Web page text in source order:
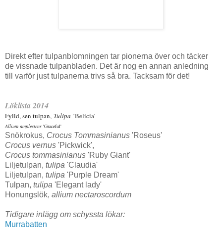
Direkt efter tulpanblomningen tar pionerna över och täcker
de vissnade tulpanbladen. Det är nog en annan anledning
till varför just tulpanerna trivs så bra. Tacksam för det!
Löklista 2014
Fylld, sen tulpan, Tulipa ’Belicia’
Allium amplectens 'Graceful'
Snökrokus, Crocus Tommasinianus 'Roseus'
Crocus vernus 'Pickwick',
Crocus tommasinianus 'Ruby Giant'
Liljetulpan, tulipa 'Claudia'
Liljetulpan, tulipa 'Purple Dream'
Tulpan, tulipa 'Elegant lady'
Honungslök, allium nectaroscordum
Tidigare inlägg om schyssta lökar:
Murrabatten